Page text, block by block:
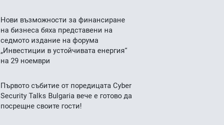
Нови възможности за финансиране
на бизнеса бяха представени на
седмото издание на форума
„Инвестиции в устойчивата енергия“
на 29 ноември
Първото събитие от поредицата Cyber
Security Talks Bulgaria вече е готово да
посрещне своите гости!